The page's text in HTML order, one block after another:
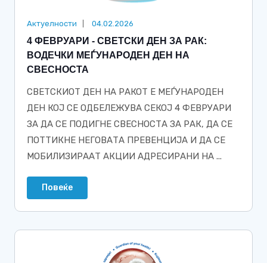
Актуелности 04.02.2026
4 ФЕВРУАРИ - СВЕТСКИ ДЕН ЗА РАК:
ВОДЕЧКИ МЕЃУНАРОДЕН ДЕН НА
СВЕСНОСТА
СВЕТСКИОТ ДЕН НА РАКОТ Е МЕЃУНАРОДЕН
ДЕН КОЈ СЕ ОДБЕЛЕЖУВА СЕКОЈ 4 ФЕВРУАРИ
ЗА ДА СЕ ПОДИГНЕ СВЕСНОСТА ЗА РАК, ДА СЕ
ПОТТИКНЕ НЕГОВАТА ПРЕВЕНЦИЈА И ДА СЕ
МОБИЛИЗИРААТ АКЦИИ АДРЕСИРАНИ НА ...
Повеќе